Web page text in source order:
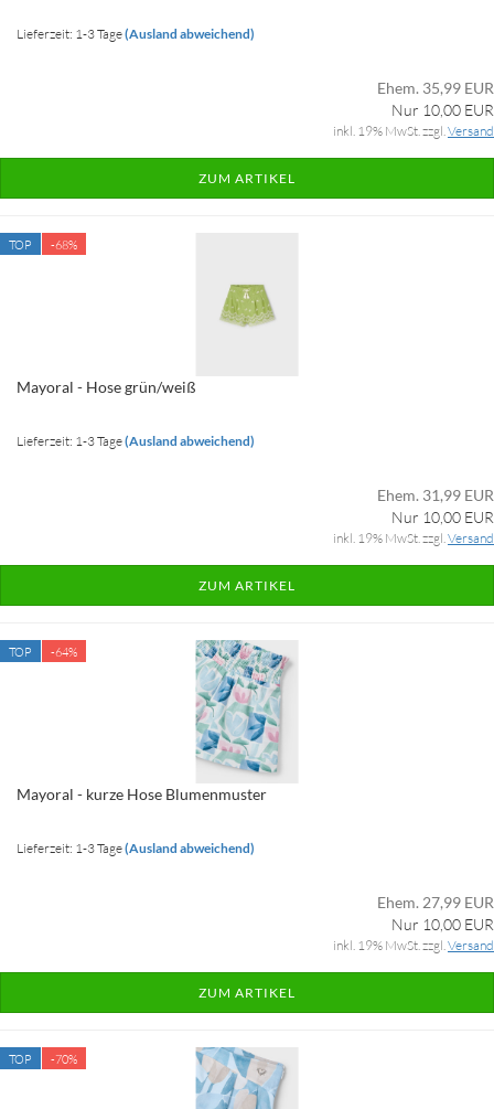
Lieferzeit: 1-3 Tage(Ausland abweichend)
Ehem. 35,99 EUR
Nur 10,00 EUR
inkl. 19% MwSt. zzgl.Versand
ZUM ARTIKEL
TOP -68%
Mayoral - Hose grün/weiß
Lieferzeit: 1-3 Tage(Ausland abweichend)
Ehem. 31,99 EUR
Nur 10,00 EUR
inkl. 19% MwSt. zzgl.Versand
ZUM ARTIKEL
TOP -64%
Mayoral - kurze Hose Blumenmuster
Lieferzeit: 1-3 Tage(Ausland abweichend)
Ehem. 27,99 EUR
Nur 10,00 EUR
inkl. 19% MwSt. zzgl.Versand
ZUM ARTIKEL
TOP -70%